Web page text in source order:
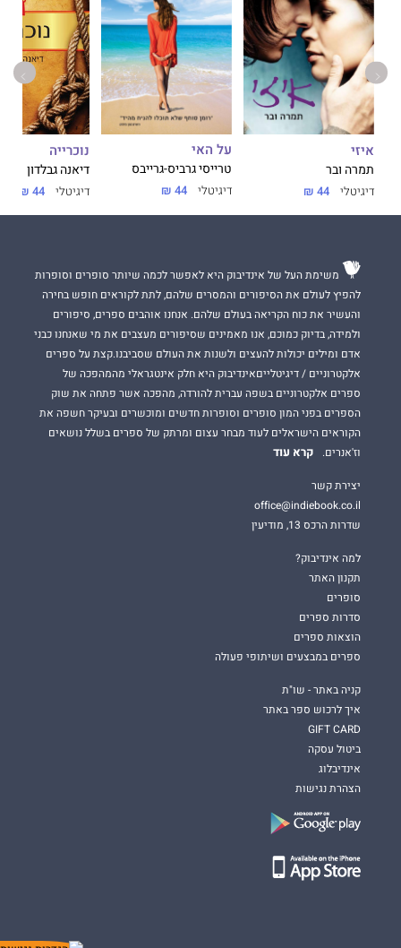
איזי
תמרה ובר
דיגיטלי 44 ₪
על האי
טרייסי גרביס-גרייבס
דיגיטלי 44 ₪
נוכרייה
דיאנה גבלדון
דיגיטלי 44 ₪
משימת העל של אינדיבוק היא לאפשר לכמה שיותר סופרים וסופרות
להפיץ לעולם את הסיפורים והמסרים שלהם, לתת לקוראים חופש בחירה
והעשיר את כוח הקריאה בעולם שלהם. אנחנו אוהבים ספרים, סיפורים
ולמידה, בדיוק כמוכם, אנו מאמינים שסיפורים מעצבים את מי שאנחנו כבני
אדם ומילים יכולות להעצים ולשנות את העולם שסביבנו.קצת על ספרים
אלקטרוניים / דיגיטלייםאינדיבוק היא חלק אינטגראלי מהמהפכה של
ספרים אלקטרוניים בשפה עברית להורדה, מהפכה אשר פתחה את שוק
הספרים בפני המון סופרים וסופרות חדשים ומוכשרים ובעיקר חשפה את
הקוראים הישראלים לעוד מבחר עצום ומרתק של ספרים בשלל נושאים
וז'אנרים.
קרא עוד
יצירת קשר
office@indiebook.co.il
שדרות הרכס 13, מודיעין
למה אינדיבוק?
תקנון האתר
סופרים
סדרות ספרים
הוצאות ספרים
ספרים במבצעים ושיתופי פעולה
קניה באתר - שו"ת
איך לרכוש ספר באתר
GIFT CARD
ביטול עסקה
אינדיבלוג
הצהרת נגישות